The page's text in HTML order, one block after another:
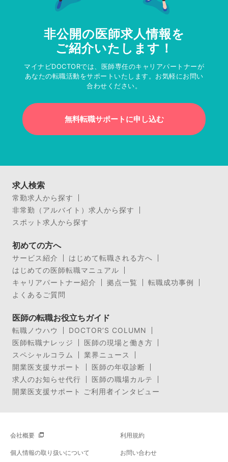
非公開の医師求人情報を
ご紹介いたします！
マイナビDOCTORでは、医師専任のキャリアパートナーが
あなたの転職活動をサポートいたします。お気軽にお問い
合わせください。
無料転職サポートに申し込む
求人検索
常勤求人から探す
非常勤（アルバイト）求人から探す
スポット求人から探す
初めての方へ
サービス紹介
はじめて転職される方へ
はじめての医師転職マニュアル
キャリアパートナー紹介
拠点一覧
転職成功事例
よくあるご質問
医師の転職お役立ちガイド
転職ノウハウ
DOCTOR’S COLUMN
医師転職ナレッジ
医師の現場と働き方
スペシャルコラム
業界ニュース
開業医支援サポート
医師の年収診断
求人のお知らせ代行
医師の職場カルテ
開業医支援サポート ご利用者インタビュー
会社概要 利用規約
個人情報の取り扱いについて お問い合わせ